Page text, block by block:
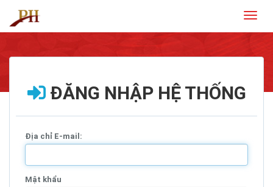
ĐĂNG NHẬP HỆ THỐNG
Địa chỉ E-mail:
Mật khẩu